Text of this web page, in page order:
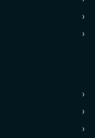
›
›
›
›
›